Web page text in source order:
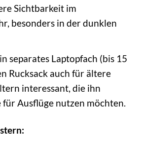
Sichtbarkeit im
besonders in der dunklen
separates Laptopfach (bis 15
Rucksack auch für ältere
interessant, die ihn
für Ausflüge nutzen möchten.